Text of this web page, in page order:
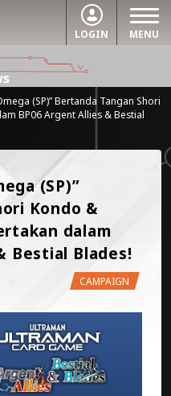
MENU
LOGIN
(SP)” Bertanda Tangan Shori
BP06 Argent Allies & Bestial
(SP)”
Kondo &
dalam
Bestial Blades!
CAMPAIGN